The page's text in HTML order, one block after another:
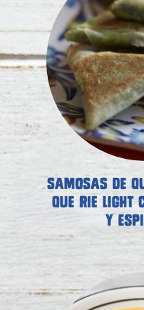
SAMOSAS DE
QUE RIE LIGHT
Y